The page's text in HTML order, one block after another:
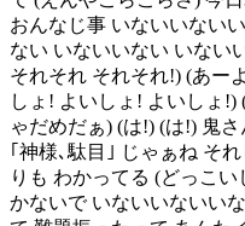
おんなじ事 いないいない
ない いないいない いない
それそれ それそれ!) (あー
しょ! よいしょ! よいしょ!)
ゃだめだぁ) (は!) (は!) 鬼
｢神様､駄目｣ じゃぁね そ
りも わかってる (どっこい
かないで いないいないい